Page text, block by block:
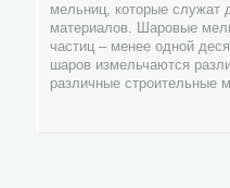
мельниц, которые служат
материалов. Шаровые
частиц – менее одной
шаров измельчаются
различные строительные